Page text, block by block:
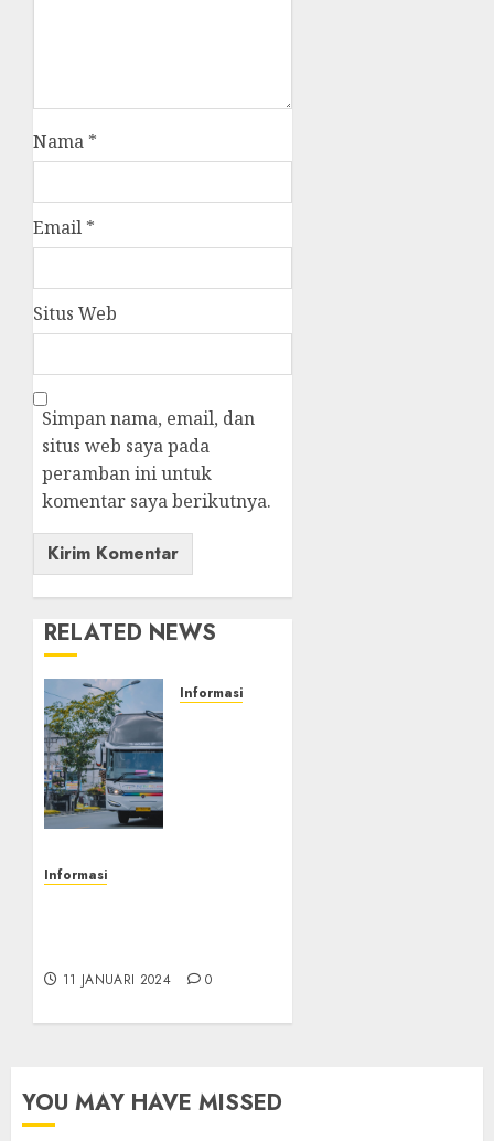
Nama *
Email *
Situs Web
Simpan nama, email, dan
situs web saya pada
peramban ini untuk
komentar saya berikutnya.
RELATED NEWS
Informasi
11
2024
Informasi
11 JANUARI 2024 0
YOU MAY HAVE MISSED